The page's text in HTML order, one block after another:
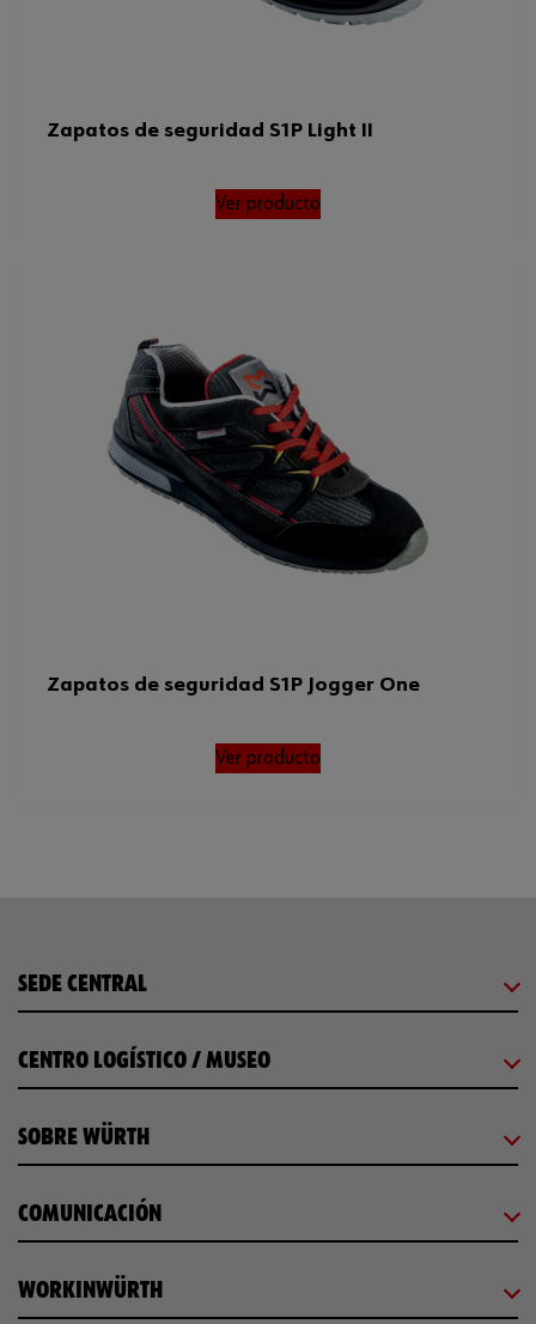
Zapatos de seguridad S1P Light II
Ver producto
Zapatos de seguridad S1P Jogger One
Ver producto
SEDE CENTRAL
CENTRO LOGÍSTICO / MUSEO
SOBRE WÜRTH
COMUNICACIÓN
WORKINWÜRTH